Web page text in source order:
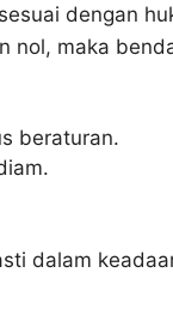
dengan
nol, maka
beraturan.
dalam